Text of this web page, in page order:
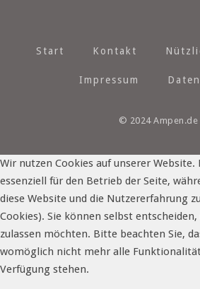
Start Kontakt
Impressum
© 2024 Ampen.de
Wir nutzen Cookies auf unserer Website.
essenziell für den Betrieb der Seite,
diese Website und die Nutzererfahrung
Cookies). Sie können selbst entscheiden,
zulassen möchten. Bitte beachten Sie,
womöglich nicht mehr alle
Verfügung stehen.